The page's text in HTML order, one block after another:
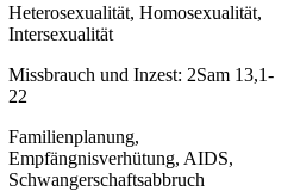
Heterosexualität, Homosexualität,
Intersexualität
Missbrauch und Inzest: 2Sam 13,1-
22
Familienplanung,
Empfängnisverhütung, AIDS,
Schwangerschaftsabbruch